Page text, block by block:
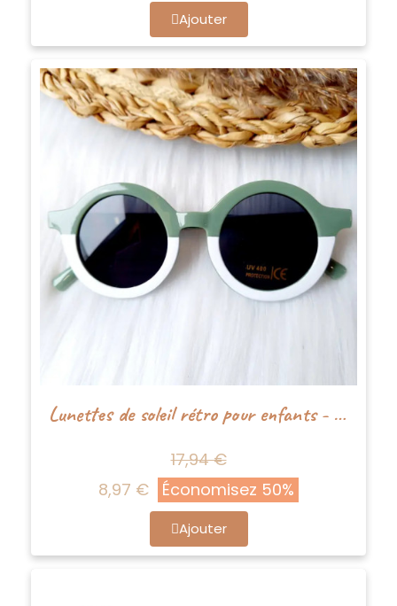
Ajouter
Lunettes de soleil rétro pour enfants - Vert et blanc - Happy by Lies
17,94 €
8,97 €
Économisez 50%
Ajouter